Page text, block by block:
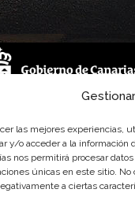
las mejores experiencias,
y/o acceder a la
nos permitirá procesar
únicas en este sitio.
a ciertas
Gobierno de Canarias